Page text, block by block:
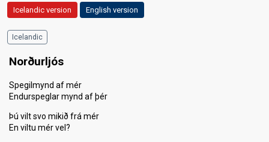
Icelandic version English version
Icelandic
Norðurljós
Spegilmynd af mér
Endurspeglar mynd af þér
Þú vilt svo mikið frá mér
En viltu mér vel?